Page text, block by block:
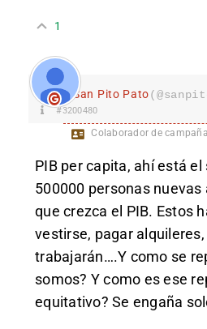
1
San Pito Pato
#3200480
Colaborador de campaña
PIB per capita, ahí está
500000 personas nuevas
que crezca el PIB. Estos
vestirse, pagar
trabajarán….Y como se
somos? Y como es ese
equitativo? Se engaña